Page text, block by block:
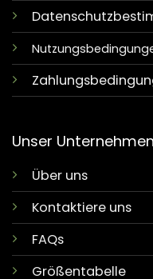
Unser Unternehmen
Über uns
Kontaktiere uns
FAQs
Größentabelle